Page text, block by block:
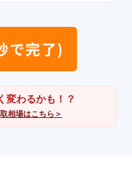
で完了)
変わるかも！？
相場はこちら＞